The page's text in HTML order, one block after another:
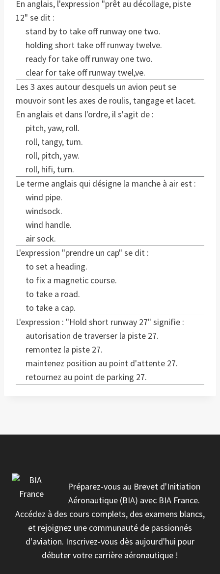
En anglais, l'expression "prêt au décollage, piste
12" se dit :
stand by to take off runway one two.
holding short take off runway twelve.
ready for take off runway one two.
clear for take off runway twel,ve.
Les 3 axes autour desquels un avion peut se
mouvoir sont les axes de roulis, tangage et lacet.
En anglais et dans l'ordre, il s'agit de :
pitch, yaw, roll.
roll, tangy, tum.
roll, pitch, yaw.
roll, hifi, turn.
Le terme anglais qui désigne la manche à air est :
wind pipe.
windsock.
wind handle.
air sock.
L'expression "prendre un cap" se dit :
to set a heading.
to fix a magnetic course.
to take a road.
to take a cap.
L'expression : "Hold short runway 27" signifie :
autorisation de traverser la piste 27.
remontez la piste 27.
maintenez position au point d'attente 27.
retournez au point de parking 27.
Préparez-vous au Brevet d'Initiation
Aéronautique (BIA) avec BIA France.
Accédez à des cours complets, des examens blancs,
et rejoignez une communauté de passionnés
d'aviation. Inscrivez-vous dès aujourd'hui pour
débuter votre carrière aéronautique !